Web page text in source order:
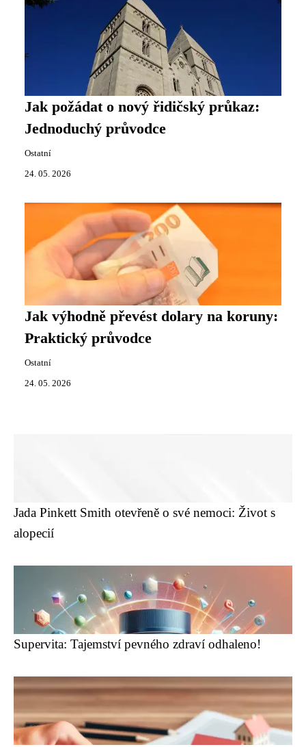
Jak požádat o nový řidičský průkaz:
Jednoduchý průvodce
Ostatní
24. 05. 2026
Jak výhodně převést dolary na koruny:
Praktický průvodce
Ostatní
24. 05. 2026
Jada Pinkett Smith otevřeně o své nemoci: Život s
alopecií
Supervita: Tajemství pevného zdraví odhaleno!